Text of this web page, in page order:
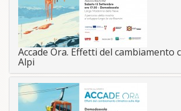
Accade Ora. Effetti del cambiamento
Alpi